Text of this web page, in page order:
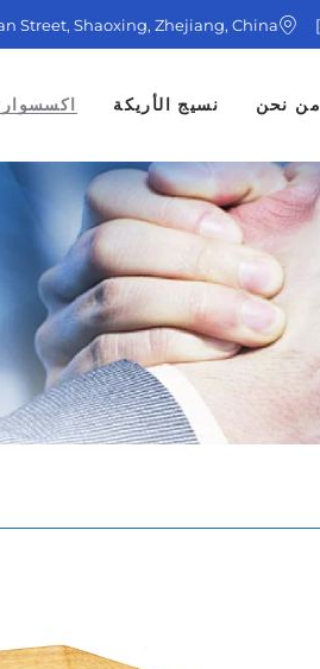
Street, Shaoxing, Zhejiang, China
من نحن نسيج الأريكة